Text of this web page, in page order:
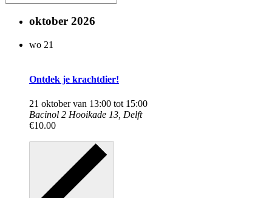
oktober 2026
wo 21
Ontdek je krachtdier!
21 oktober van 13:00 tot 15:00
Bacinol 2 Hooikade 13, Delft
€10.00